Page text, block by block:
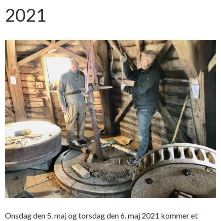
2021
Onsdag den 5. maj og torsdag den 6. maj 2021 kommer et